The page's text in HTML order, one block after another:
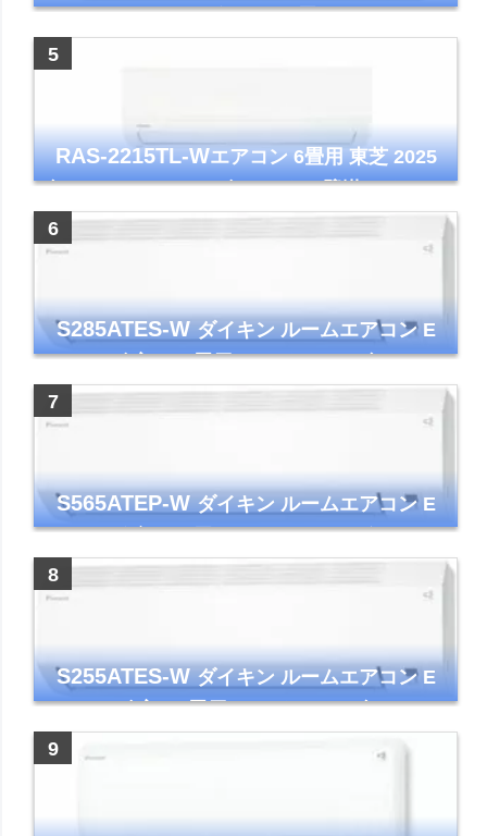
アコン GVシリーズ おもに6畳用 ピュアホワ
RAS-2215TL-Wエアコン 6畳用 東芝 2025
年モデル TLシリーズ ホワイト 壁掛け クーラ
ー コンパクト 清潔
S285ATES-Wダイキン ルームエアコン E
シリーズ 主に10畳用 ホワイト 2025年モデル
コンパクトモデル ストリーマ
S565ATEP-Wダイキン ルームエアコン E
シリーズ 主に18畳用 ホワイト 2025年モデル
コンパクトモデル ストリーマ
S255ATES-Wダイキン ルームエアコン E
シリーズ 主に8畳用 ホワイト 2025年モデル